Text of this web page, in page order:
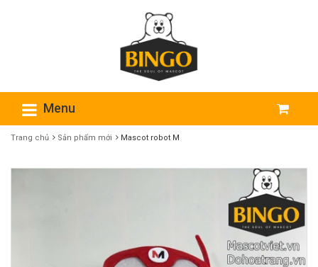
Menu
Trang chủ Sản phẩm mới Mascot robot M